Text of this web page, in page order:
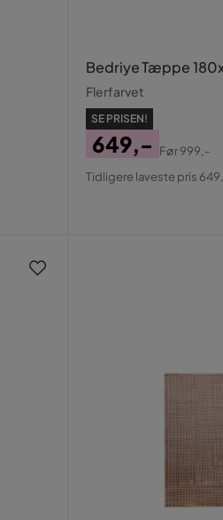
Bedriye Tæppe
Flerfarvet
SE PRISEN!
Pris
649,-
Original
Før999,-
Tidligere laveste pris